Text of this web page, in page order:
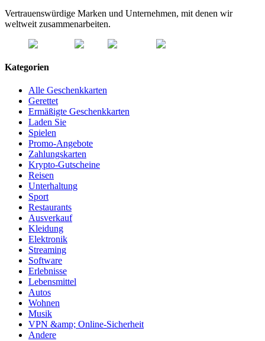
Vertrauenswürdige Marken und Unternehmen, mit denen wir
weltweit zusammenarbeiten.
Kategorien
Alle Geschenkkarten
Gerettet
Ermäßigte Geschenkkarten
Laden Sie
Spielen
Promo-Angebote
Zahlungskarten
Krypto-Gutscheine
Reisen
Unterhaltung
Sport
Restaurants
Ausverkauf
Kleidung
Elektronik
Streaming
Software
Erlebnisse
Lebensmittel
Autos
Wohnen
Musik
VPN &amp; Online-Sicherheit
Andere